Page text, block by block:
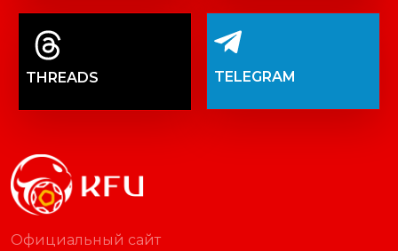
THREADS TELEGRAM
Официальный сайт